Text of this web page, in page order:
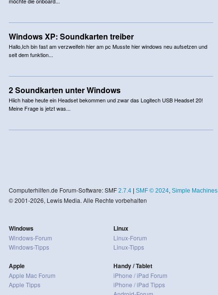
Windows XP: Soundkarten treiber
Hallo,Ich bin fast am verzweifeln hier am pc Musste hier windows neu aufsetzen und
seit dem funktion...
2 Soundkarten unter Windows
Hiich habe heute ein Headset bekommen und zwar das Logitech USB Headset 20!
Meine Frage is jetzt was...
Computerhilfen.de Forum-Software: SMF 2.7.4| SMF © 2024, Simple Machines
© 2001-2026, Lewis Media. Alle Rechte vorbehalten
Windows
Windows-Forum
Windows-Tipps
Apple
Apple Mac Forum
Apple Tipps
Linux
Linux-Forum
Linux-Tipps
Handy / Tablet
iPhone / iPad Forum
iPhone / iPad Tipps